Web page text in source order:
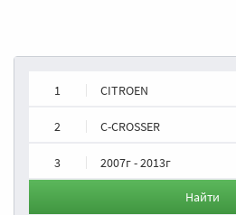
1 CITROEN
2 C-CROSSER
3 2007г - 2013г
Найти